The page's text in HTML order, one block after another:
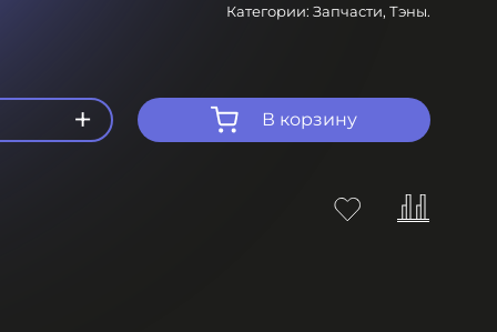
Категории: Запчасти, Тэны.
В корзину
+